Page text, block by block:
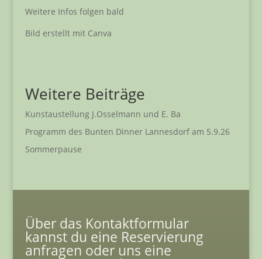
Weitere Infos folgen bald
Bild erstellt mit Canva
Weitere Beiträge
Kunstaustellung J.Osselmann und E. Ba
Programm des Bunten Dinner Lannesdorf am 5.9.26
Sommerpause
Über das Kontaktformular
kannst du eine Reservierung
anfragen oder uns eine